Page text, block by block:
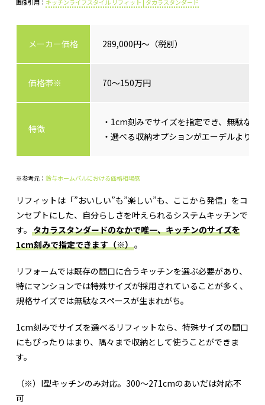
画像引用： キッチンライフスタイル リフィット | タカラスタンダード
メーカー価格 289,000円～（税別）
価格帯※ 70～150万円
特徴
・1cm刻みでサイズを指定でき、無駄なス
・選べる収納オプションがエーデルよりも
※参考元： 鈴与ホームパルにおける価格相場感
リフィットは「”おいしい”も”楽しい”も、ここから発信」をコ
ンセプトにした、自分らしさを叶えられるシステムキッチンで
す。 タカラスタンダードのなかで唯一、キッチンのサイズを
1cm刻みで指定できます（※）。
リフォームでは既存の間口に合うキッチンを選ぶ必要があり、
特にマンションでは特殊サイズが採用されていることが多く、
規格サイズでは無駄なスペースが生まれがち。
1cm刻みでサイズを選べるリフィットなら、特殊サイズの間口
にもぴったりはまり、隅々まで収納として使うことができま
す。
（※）I型キッチンのみ対応。300～271cmのあいだは対応不
可